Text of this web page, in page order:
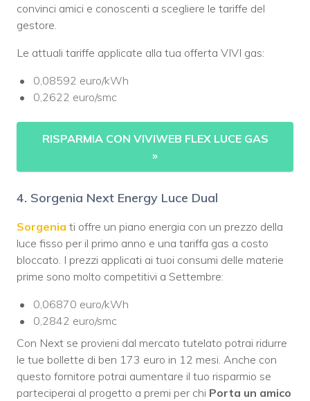
convinci amici e conoscenti a scegliere le tariffe del
gestore.
Le attuali tariffe applicate alla tua offerta VIVI gas:
0,08592 euro/kWh
0,2622 euro/smc
RISPARMIA CON VIVIWEB FLEX LUCE GAS
»
4. Sorgenia Next Energy Luce Dual
Sorgenia ti offre un piano energia con un prezzo della
luce fisso per il primo anno e una tariffa gas a costo
bloccato. I prezzi applicati ai tuoi consumi delle materie
prime sono molto competitivi a Settembre:
0,06870 euro/kWh
0,2842 euro/smc
Con Next se provieni dal mercato tutelato potrai ridurre
le tue bollette di ben 173 euro in 12 mesi. Anche con
questo fornitore potrai aumentare il tuo risparmio se
parteciperai al progetto a premi per chi Porta un amico